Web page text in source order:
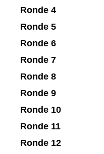
Ronde 4
Ronde 5
Ronde 6
Ronde 7
Ronde 8
Ronde 9
Ronde 10
Ronde 11
Ronde 12